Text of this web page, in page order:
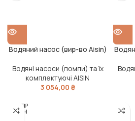
Водяний насос (вир-во Aisin)
Водяні насоси (помпи) та їх
комплектуючі AISIN
3 054,00 ₴
РОЗПР
ОДАН